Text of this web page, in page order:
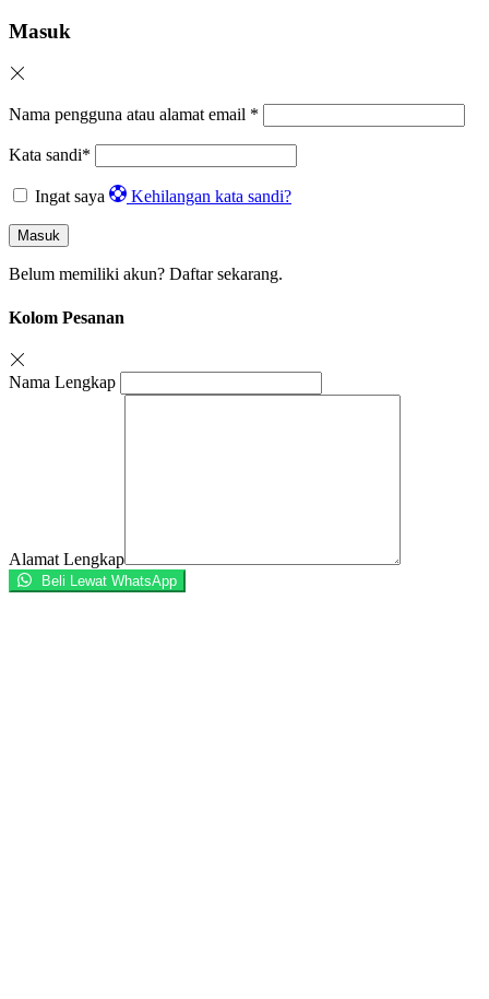
Masuk
Nama pengguna atau alamat email *
Kata sandi*
Ingat saya Kehilangan kata sandi?
Masuk
Belum memiliki akun? Daftar sekarang.
Kolom Pesanan
Nama Lengkap
Alamat Lengkap
Beli Lewat WhatsApp